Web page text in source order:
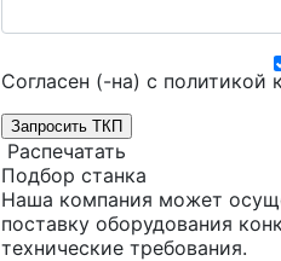
Согласен (-на) с политикой
Запросить ТКП
Распечатать
Подбор станка
Наша компания может
поставку оборудования
технические требования.